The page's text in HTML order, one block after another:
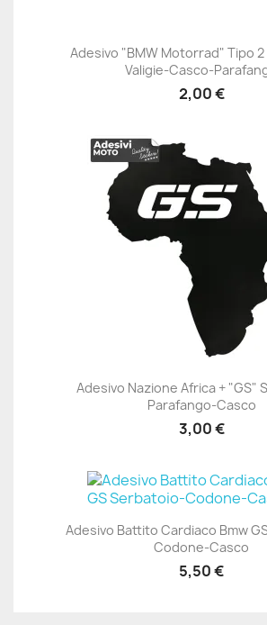
Adesivo "BMW Motorrad" Tipo
Valigie-Casco-
2,00 €
Adesivo Nazione Africa + "GS"
Parafango-Casco
3,00 €
Adesivo Battito Cardiaco Bmw
Codone-Casco
5,50 €